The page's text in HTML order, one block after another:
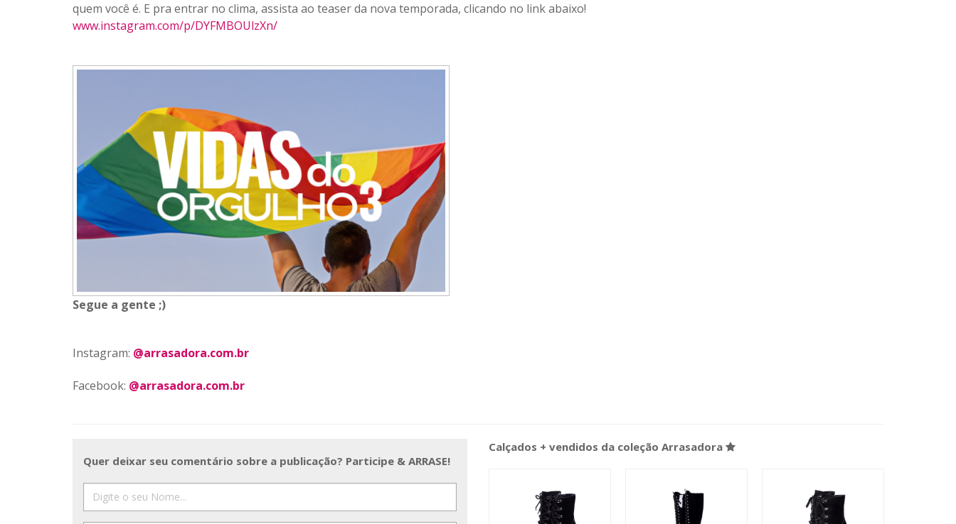
quem você é. E pra entrar no clima, assista ao teaser da nova temporada, clicando no link abaixo!
www.instagram.com/p/DYFMBOUlzXn/
Segue a gente ;)
Instagram: @arrasadora.com.br
Facebook: @arrasadora.com.br
Quer deixar seu comentário sobre a publicação? Participe & ARRASE!
Calçados + vendidos da coleção Arrasadora